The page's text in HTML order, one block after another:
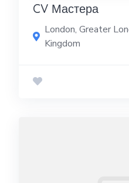
CV Мастера
London, Greater
Kingdom